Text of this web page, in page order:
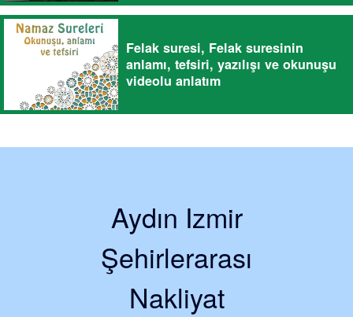
Felak suresi, Felak suresinin
anlamı, tefsiri, yazılışı ve okunuşu
videolu anlatım
Aydın Izmir
Şehirlerarası
Nakliyat